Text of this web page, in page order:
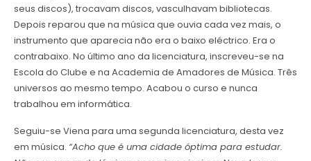
seus discos), trocavam discos, vasculhavam bibliotecas.
Depois reparou que na música que ouvia cada vez mais, o
instrumento que aparecia não era o baixo eléctrico. Era o
contrabaixo. No último ano da licenciatura, inscreveu-se na
Escola do Clube e na Academia de Amadores de Música. Três
universos ao mesmo tempo. Acabou o curso e nunca
trabalhou em informática.
Seguiu-se Viena para uma segunda licenciatura, desta vez
em música. “Acho que é uma cidade óptima para estudar.